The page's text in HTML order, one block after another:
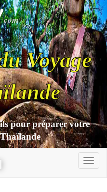
com
Voyage
pour préparer votre